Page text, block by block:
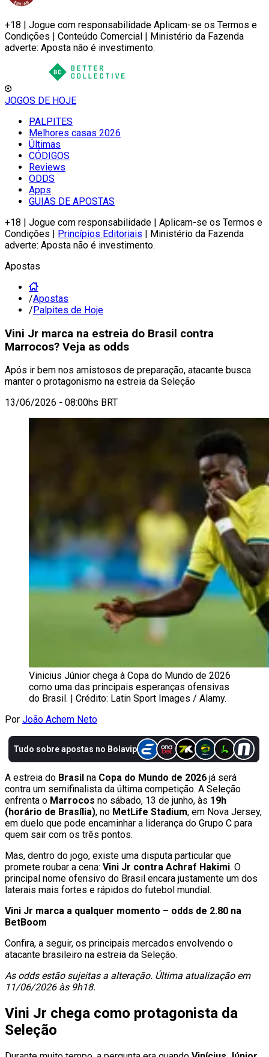
+18 | Jogue com responsabilidade Aplicam-se os Termos e
Condições | Conteúdo Comercial | Ministério da Fazenda
adverte: Aposta não é investimento.
JOGOS DE HOJE
PALPITES
Melhores casas 2026
Últimas
CÓDIGOS
Reviews
ODDS
Apps
GUIAS DE APOSTAS
+18 | Jogue com responsabilidade | Aplicam-se os Termos e
Condições | Princípios Editoriais | Ministério da Fazenda
adverte: Aposta não é investimento.
Apostas
/Apostas
/Palpites de Hoje
Vini Jr marca na estreia do Brasil contra
Marrocos? Veja as odds
Após ir bem nos amistosos de preparação, atacante busca
manter o protagonismo na estreia da Seleção
13/06/2026 - 08:00hs BRT
Vinicius Júnior chega à Copa do Mundo de 2026
como uma das principais esperanças ofensivas
do Brasil. | Crédito: Latin Sport Images / Alamy.
Por João Achem Neto
A estreia do Brasil na Copa do Mundo de 2026 já será
contra um semifinalista da última competição. A Seleção
enfrenta o Marrocos no sábado, 13 de junho, às 19h
(horário de Brasília), no MetLife Stadium, em Nova Jersey,
em duelo que pode encaminhar a liderança do Grupo C para
quem sair com os três pontos.
Mas, dentro do jogo, existe uma disputa particular que
promete roubar a cena: Vini Jr contra Achraf Hakimi. O
principal nome ofensivo do Brasil encara justamente um dos
laterais mais fortes e rápidos do futebol mundial.
Vini Jr marca a qualquer momento – odds de 2.80 na
BetBoom
Confira, a seguir, os principais mercados envolvendo o
atacante brasileiro na estreia da Seleção.
As odds estão sujeitas a alteração. Última atualização em
11/06/2026 às 9h18.
Vini Jr chega como protagonista da
Seleção